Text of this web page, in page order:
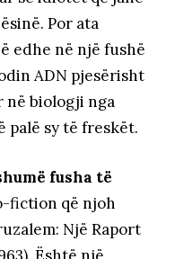
Por ata
edhe në një fushë
ADN pjesërisht
në biologji nga
palë sy të freskët.
fusha të
fiction që njoh
Një Raport